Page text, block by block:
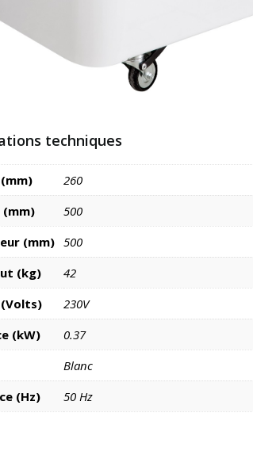
techniques
260
(mm)
500
(mm) 500
(kg)
42
230V
(kW)
0.37
Blanc
(Hz)
50 Hz